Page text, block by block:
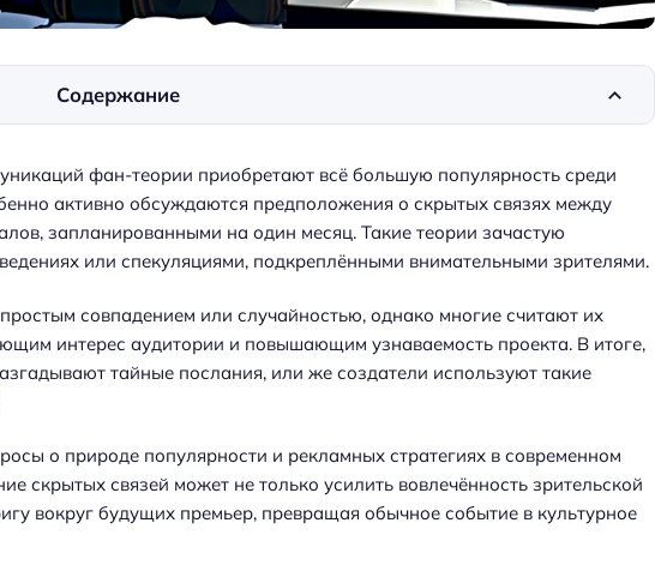
фан-теории приобретают всё большую популярность среди
активно обсуждаются предположения о скрытых связях между
запланированными на один месяц. Такие теории зачастую
или спекуляциями, подкреплёнными внимательными зрителями.
совпадением или случайностью, однако многие считают их
интерес аудитории и повышающим узнаваемость проекта. В итоге,
тайные послания, или же создатели используют такие
о природе популярности и рекламных стратегиях в современном
скрытых связей может не только усилить вовлечённость зрительской
вокруг будущих премьер, превращая обычное событие в культурное
Содержание